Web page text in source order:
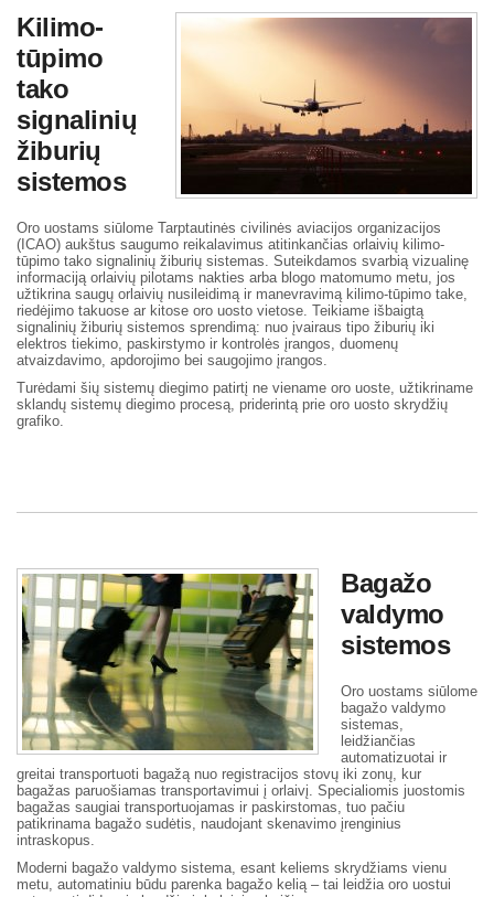
Kilimo-
tūpimo
tako
signalinių
žiburių
sistemos
Oro uostams siūlome Tarptautinės civilinės aviacijos organizacijos
(ICAO) aukštus saugumo reikalavimus atitinkančias orlaivių kilimo-
tūpimo tako signalinių žiburių sistemas. Suteikdamos svarbią vizualinę
informaciją orlaivių pilotams nakties arba blogo matomumo metu, jos
užtikrina saugų orlaivių nusileidimą ir manevravimą kilimo-tūpimo take,
riedėjimo takuose ar kitose oro uosto vietose. Teikiame išbaigtą
signalinių žiburių sistemos sprendimą: nuo įvairaus tipo žiburių iki
elektros tiekimo, paskirstymo ir kontrolės įrangos, duomenų
atvaizdavimo, apdorojimo bei saugojimo įrangos.
Turėdami šių sistemų diegimo patirtį ne viename oro uoste, užtikriname
sklandų sistemų diegimo procesą, priderintą prie oro uosto skrydžių
grafiko.
Bagažo
valdymo
sistemos
Oro uostams siūlome
bagažo valdymo
sistemas,
leidžiančias
automatizuotai ir
greitai transportuoti bagažą nuo registracijos stovų iki zonų, kur
bagažas paruošiamas transportavimui į orlaivį. Specialiomis juostomis
bagažas saugiai transportuojamas ir paskirstomas, tuo pačiu
patikrinama bagažo sudėtis, naudojant skenavimo įrenginius
intraskopus.
Moderni bagažo valdymo sistema, esant keliems skrydžiams vienu
metu, automatiniu būdu parenka bagažo kelią – tai leidžia oro uostui